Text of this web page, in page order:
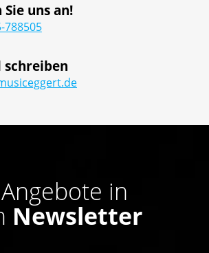
Sie uns an!
788505
schreiben
in
Newsletter